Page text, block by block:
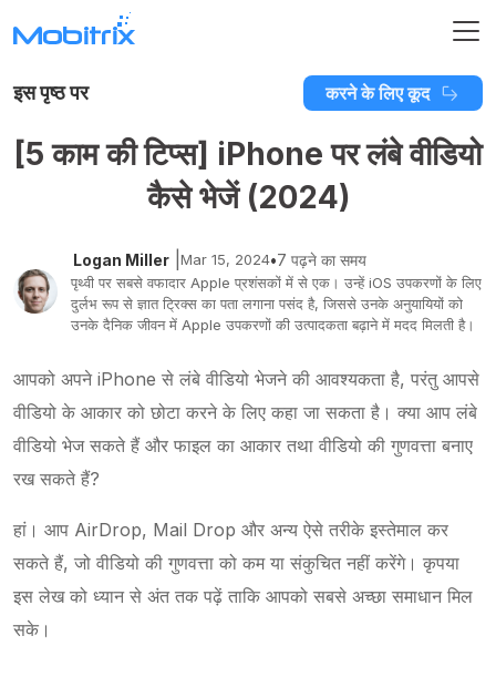
इस पृष्ठ पर करने के लिए कूद
[5 काम की टिप्स] iPhone पर लंबे वीडियो
कैसे भेजें (2024)
Logan Miller Mar 15, 2024•7 पढ़ने का समय
पृथ्वी पर सबसे वफादार Apple प्रशंसकों में से एक। उन्हें iOS उपकरणों के लिए
दुर्लभ रूप से ज्ञात ट्रिक्स का पता लगाना पसंद है, जिससे उनके अनुयायियों को
उनके दैनिक जीवन में Apple उपकरणों की उत्पादकता बढ़ाने में मदद मिलती है।
आपको अपने iPhone से लंबे वीडियो भेजने की आवश्यकता है, परंतु आपसे
वीडियो के आकार को छोटा करने के लिए कहा जा सकता है। क्या आप लंबे
वीडियो भेज सकते हैं और फाइल का आकार तथा वीडियो की गुणवत्ता बनाए
रख सकते हैं?
हां। आप AirDrop, Mail Drop और अन्य ऐसे तरीके इस्तेमाल कर
सकते हैं, जो वीडियो की गुणवत्ता को कम या संकुचित नहीं करेंगे। कृपया
इस लेख को ध्यान से अंत तक पढ़ें ताकि आपको सबसे अच्छा समाधान मिल
सके।